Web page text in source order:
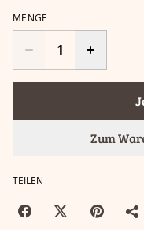
MENGE
Zum
TEILEN